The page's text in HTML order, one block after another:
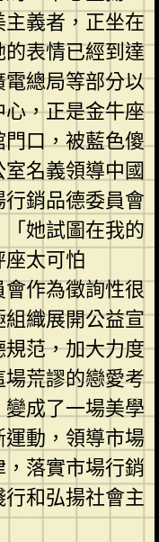
義者，正坐在
表情已經到達
總局等部分以
，正是金牛座
口，被藍色傻
名義領導中國
銷品德委員會
她試圖在我的
太可怕
作為徵詢性很
織展開公益宣
范，加大力度
荒謬的戀愛考
成了一場美學
動，領導市場
落實市場行銷
和弘揚社會主